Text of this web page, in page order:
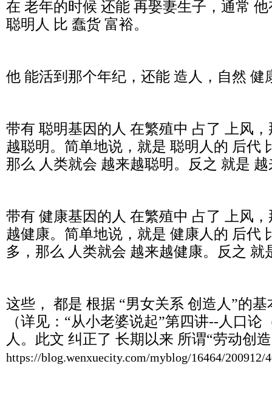
在 老年的时候 还能 再娶妻生子，通常
聪明人 比 蠢货 富裕。
他 能活到那个年纪，还能 造人，自然 健
带有 聪明基因的人 在繁殖中 占了 上风
越聪明。简单地说，就是 聪明人的 后代
那么 人类就会 越来越聪明。反之 就是
带有 健康基因的人 在繁殖中 占了 上风
越健康。简单地说，就是 健康人的 后代
多，那么 人类就会 越来越健康。反之 就
这些， 都是 根据 “男女关系 创造人”的
（详见：“从小老婆说起”第四讲--人口论
人。此文 纠正了 长期以来 所谓“劳动创
https://blog.wenxuecity.com/myblog/16464/200912/